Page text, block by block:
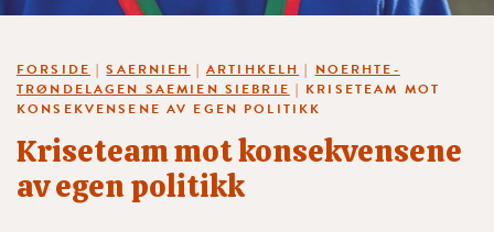
FORSIDE |SAERNIEH | ARTIHKELH | NOERHTE-
TRØNDELAGEN SAEMIEN SIEBRIE | KRISETEAM MOT
KONSEKVENSENE AV EGEN POLITIKK
Kriseteam mot konsekvensene
av egen politikk